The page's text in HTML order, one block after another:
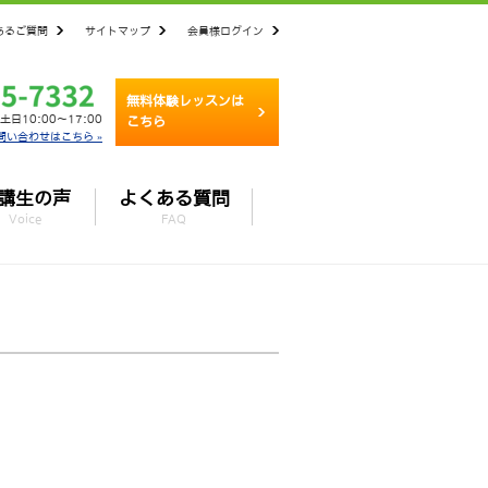
るご質問 サイトマップ 会員様ログイン
日10:00～17:00
い合わせはこちら »
無料体験レッスンは
こちら
生の声
Voice
よくある質問
FAQ